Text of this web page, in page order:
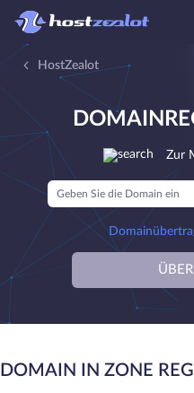
HostZealot
Zur
DOMAIN IN ZONE